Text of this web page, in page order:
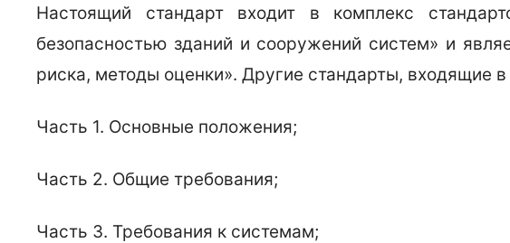
Настоящий стандарт входит в комплекс
безопасностью зданий и сооружений систем» и
риска, методы оценки». Другие стандарты, входящие в
Часть 1. Основные положения;
Часть 2. Общие требования;
Часть 3. Требования к системам;